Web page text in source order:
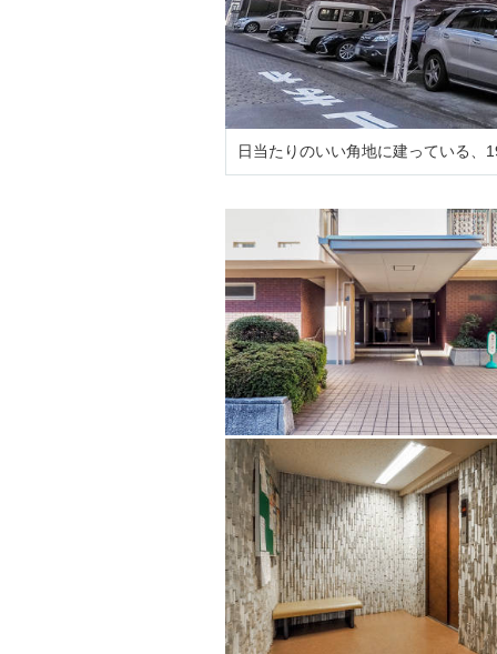
日当たりのいい角地に建っている、